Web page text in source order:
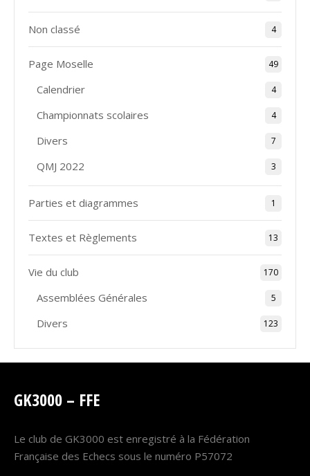
Non classé 4
Page Moselle 49
Calendrier 4
Championnats scolaires 4
Divers 7
QMJ 2022 3
Parties et diagrammes 1
Textes et Règlements 13
Vie du club 170
Assemblées Générales 5
Divers 123
GK3000 – FFE
Le club de GK3000 est enregistré à la Fédération
Française des Echecs sous le numéro P57072